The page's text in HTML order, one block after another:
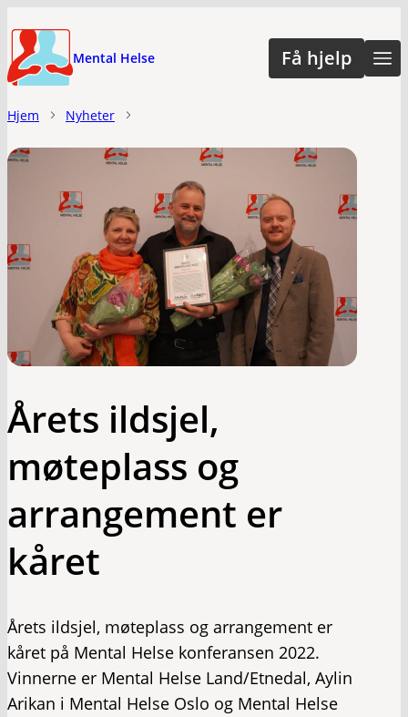
til
hovedinnhold
Mental Helse Få hjelp
Hjem Nyheter
Årets ildsjel,
møteplass og
arrangement er
kåret
Årets ildsjel, møteplass og arrangement er
kåret på Mental Helse konferansen 2022.
Vinnerne er Mental Helse Land/Etnedal, Aylin
Arikan i Mental Helse Oslo og Mental Helse